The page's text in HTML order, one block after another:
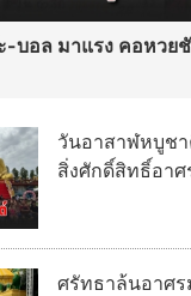
-บอล มาแรง คอหวย
วันอาสาฬหบูช
สิ่งศักดิ์สิทธิ์อา
ศรัทธาล้นอาศ